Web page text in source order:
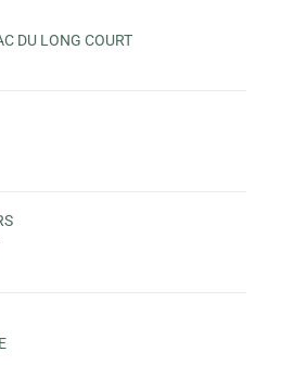
DU LONG COURT